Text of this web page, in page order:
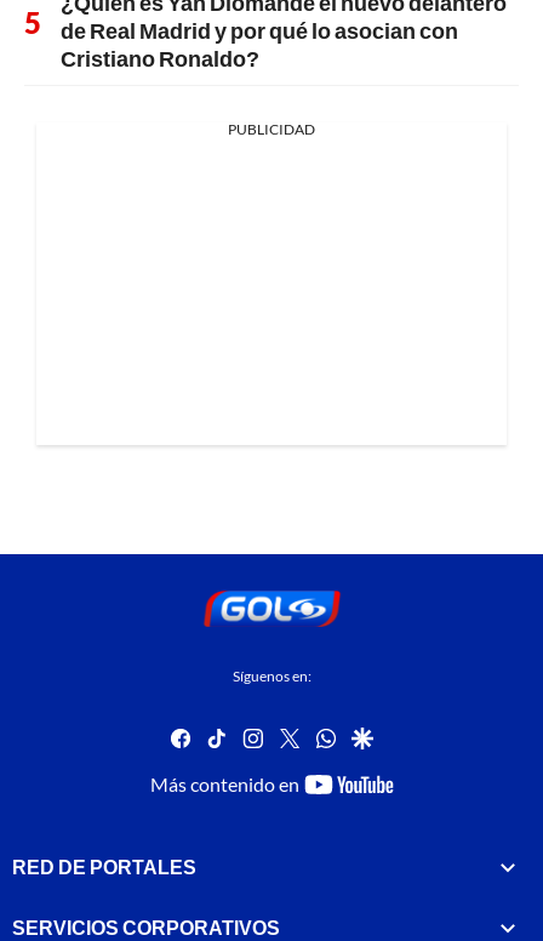
de Real Madrid y por qué lo asocian con
Cristiano Ronaldo?
PUBLICIDAD
Síguenos en:
facebook
tiktok instagram
twitterwhatsapp
google
Más contenido en
youtube-
RED DE PORTALES
SERVICIOS CORPORATIVOS